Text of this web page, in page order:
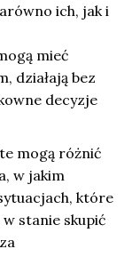
ich, jak i
mieć
działają bez
decyzje
mogą różnić
w jakim
które
stanie skupić